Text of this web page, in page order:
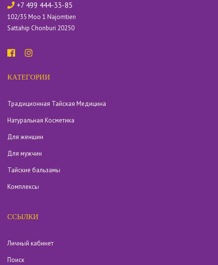
+7 499 444-33-85
102/35 Moo 1 Najomtien
Sattahip Chonburi 20250
КАТЕГОРИИ
Традиционная Тайская Медицина
Натуральная Косметика
Для женщин
Для мужчин
Тайские бальзамы
Комплексы
ССЫЛКИ
Личный кабинет
Поиск